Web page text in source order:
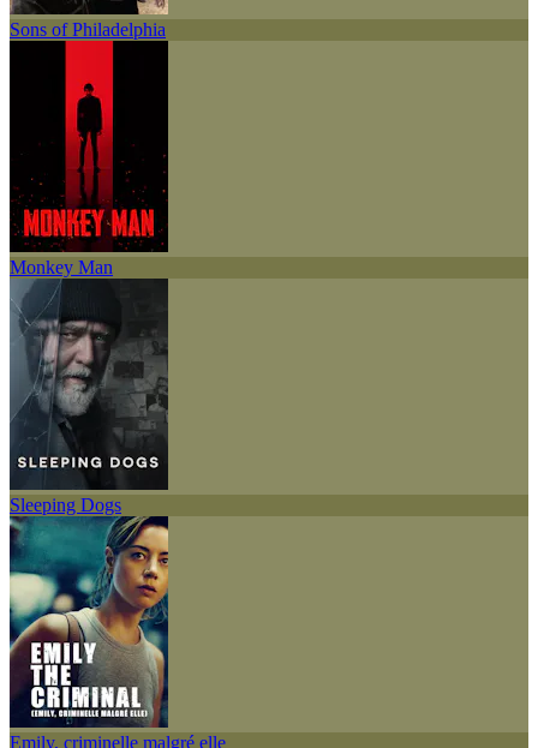
Sons of Philadelphia
Monkey Man
Sleeping Dogs
Emily, criminelle malgré elle